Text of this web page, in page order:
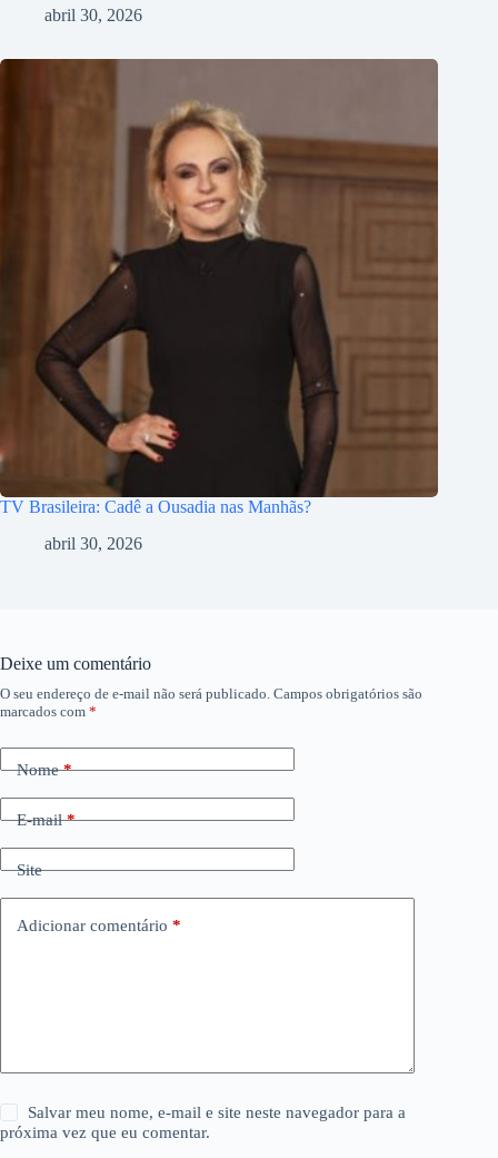
abril 30, 2026
TV Brasileira: Cadê a Ousadia nas Manhãs?
abril 30, 2026
Deixe um comentário
O seu endereço de e-mail não será publicado. Campos obrigatórios são
marcados com *
Nome*
E-mail*
Site
Adicionar comentário *
Salvar meu nome, e-mail e site neste navegador para a
próxima vez que eu comentar.